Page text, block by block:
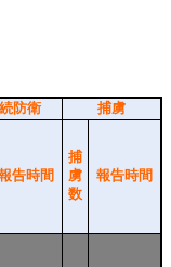
防衛 捕虜
告時間
捕
虜
数
報告時間